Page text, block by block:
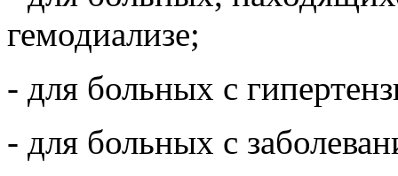
гемодиализе;
- для больных с
- для больных с